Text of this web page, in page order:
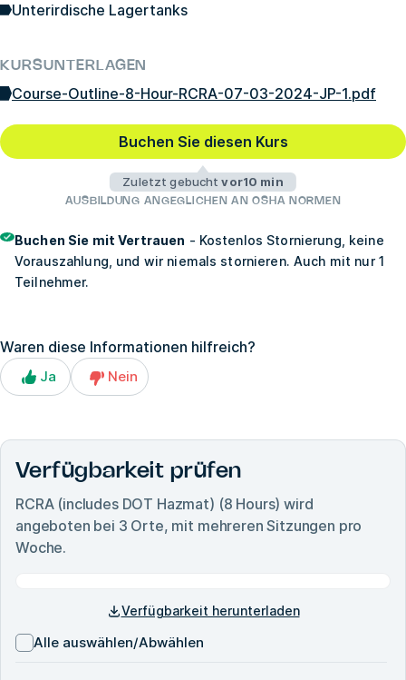
Unterirdische Lagertanks
KURSUNTERLAGEN
Course-Outline-8-Hour-RCRA-07-03-2024-JP-1.pdf
Buchen Sie diesen Kurs
Zuletzt gebuchtvor10 min
AUSBILDUNG ANGEGLICHEN AN OSHA NORMEN
Buchen Sie mit Vertrauen - Kostenlos Stornierung, keine
Vorauszahlung, und wir niemals stornieren. Auch mit nur 1
Teilnehmer.
Waren diese Informationen hilfreich?
Ja Nein
Verfügbarkeit prüfen
RCRA (includes DOT Hazmat) (8 Hours) wird
angeboten bei 3 Orte, mit mehreren Sitzungen pro
Woche.
Verfügbarkeit herunterladen
Alle auswählen/Abwählen